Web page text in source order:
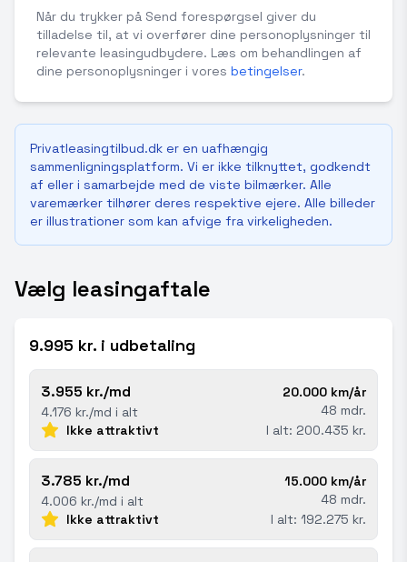
Når du trykker på Send forespørgsel giver du
tilladelse til, at vi overfører dine personoplysninger til
relevante leasingudbydere. Læs om behandlingen af
dine personoplysninger i vores betingelser.
Privatleasingtilbud.dk er en uafhængig
sammenligningsplatform. Vi er ikke tilknyttet, godkendt
af eller i samarbejde med de viste bilmærker. Alle
varemærker tilhører deres respektive ejere. Alle billeder
er illustrationer som kan afvige fra virkeligheden.
Vælg leasingaftale
9.995 kr. i udbetaling
3.955 kr./md
4.176 kr./md i alt
20.000 km/år
48 mdr.
Ikke attraktivt
I alt: 200.435 kr.
3.785 kr./md
4.006 kr./md i alt
15.000 km/år
48 mdr.
Ikke attraktivt
I alt: 192.275 kr.